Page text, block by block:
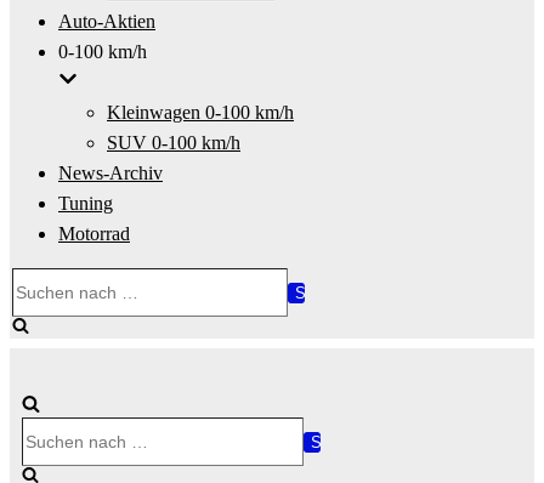
Auto-Aktien
0-100 km/h
Kleinwagen 0-100 km/h
SUV 0-100 km/h
News-Archiv
Tuning
Motorrad
nach …
nach …